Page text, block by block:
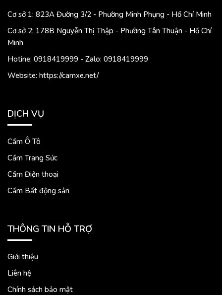
Cơ sở 1: 823A Đường 3/2 - Phường Minh Phụng - Hồ Chí Minh
Cơ sở 2: 178B Nguyễn Thị Thập - Phường Tân Thuận - Hồ Chí
Minh
Hotine: 0918419999 - Zalo: 0918419999
Website: https://camxe.net/
DỊCH VỤ
Cầm Ô Tô
Cầm Trang Sức
Cầm Điện thoại
Cầm Bất động sản
THÔNG TIN HỖ TRỢ
Giới thiệu
Liên hệ
Chính sách bảo mật